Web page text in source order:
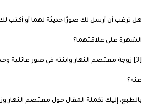
هل ترغب أن أرسل لك صورًا حديثة لهما أو أكتب لك
الشهرة على علاقتهما؟
[3] زوجة معتصم النهار وابنته في صور عائلية
عنه؟
بالطبع، إليك تكملة المقال حول معتصم النهار